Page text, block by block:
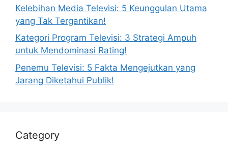
Kelebihan Media Televisi: 5 Keunggulan Utama
yang Tak Tergantikan!
Kategori Program Televisi: 3 Strategi Ampuh
untuk Mendominasi Rating!
Penemu Televisi: 5 Fakta Mengejutkan yang
Jarang Diketahui Publik!
Category